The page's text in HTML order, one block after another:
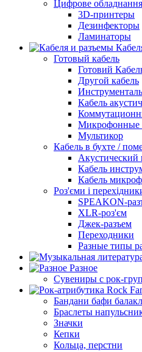
Цифрове обладнання
3D-принтеры
Дезинфекторы
Ламинаторы
Готовый кабель
Готовий
Другой кабель
Кабель
Микрофонные
Мультикор
Кабель в бухте /
Акустический
Кабель
Кабель
Роз'єми і
SPEAKON-
XLR-роз'єм
Джек-разъем
Переходники
Разные типы
Разное
Сувениры с рок-
Бандани бафи
Браслеты
Значки
Кепки
Кольца, перстни